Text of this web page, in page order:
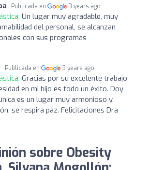
Publicada en 3 years ago
Un lugar muy agradable, muy
del personal, se alcanzan
con sus programas
Publicada en 3 years ago
Gracias por su excelente trabajo
en mi hijo es todo un éxito. Doy
es un lugar muy armonioso y
se respira paz. Felicitaciones Dra
sobre Obesity